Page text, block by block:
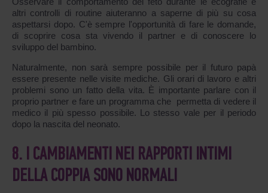
altri controlli di routine aiuteranno a saperne di più su cosa
aspettarsi dopo. C'è sempre l'opportunità di fare le domande,
di scoprire cosa sta vivendo il partner e di conoscere lo
sviluppo del bambino.
Naturalmente, non sarà sempre possibile per il futuro papà
essere presente nelle visite mediche. Gli orari di lavoro e altri
problemi sono un fatto della vita. È importante parlare con il
proprio partner e fare un programma che permetta di vedere il
medico il più spesso possibile. Lo stesso vale per il periodo
dopo la nascita del neonato.
8. I CAMBIAMENTI NEI RAPPORTI INTIMI
DELLA COPPIA SONO NORMALI